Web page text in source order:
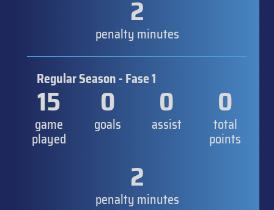
2
penalty minutes
Regular Season - Fase 1
15
game
played
0
goals
0
assist
0
total
points
2
penalty minutes